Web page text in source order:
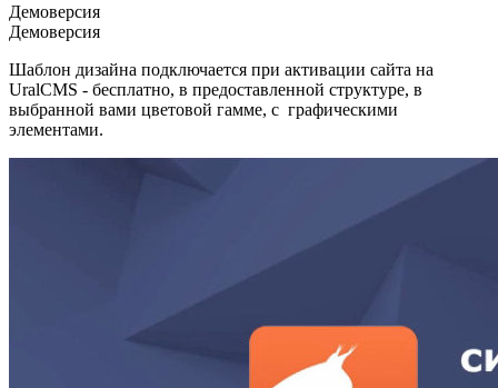
Демоверсия
Демоверсия
Шаблон дизайна подключается при активации сайта на
UralCMS - бесплатно, в предоставленной структуре, в
выбранной вами цветовой гамме, с графическими
элементами.